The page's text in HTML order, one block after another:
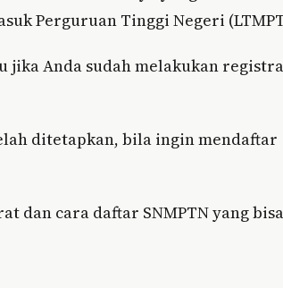
Perguruan Tinggi Negeri
jika Anda sudah melakukan
ditetapkan, bila ingin mendaftar
dan cara daftar SNMPTN yang bisa